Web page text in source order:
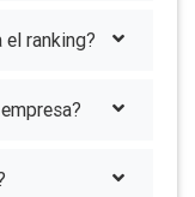
ranking?